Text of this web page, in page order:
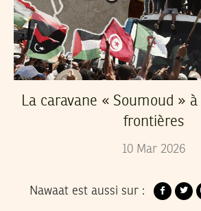
La caravane « Soumoud » à
frontières
10 Mar 2026
Nawaat est aussi sur :